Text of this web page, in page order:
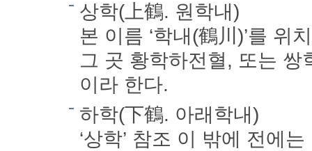
상학(上鶴. 원학내)
본 이름 ‘학내(鶴川)’를 위
그 곳 황학하전혈, 또는
이라 한다.
하학(下鶴. 아래학내)
‘상학’ 참조 이 밖에 전에